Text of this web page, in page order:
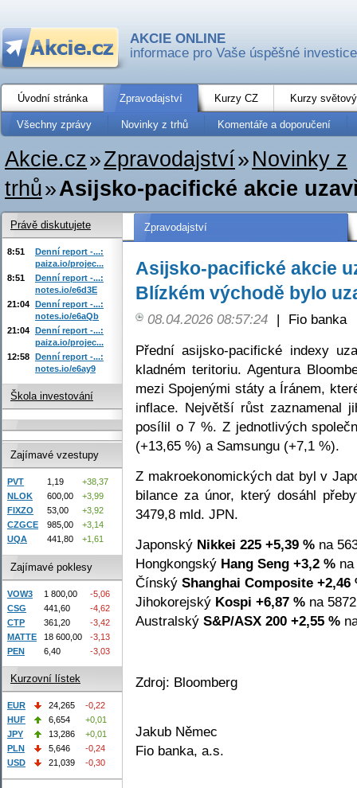
AKCIE ONLINE
informace pro Vaše úspěšné investice
Úvodní stránka Zpravodajství Kurzy CZ Kurzy
Všechny zprávy Novinky z trhů Komentáře a doporučení
Akcie.cz»Zpravodajství» Novinky z
trhů»Asijsko-pacifické akcie
Zpravodajství
Asijsko-pacifické akcie
Blízkém východě bylo
08.04.2026 08:57:24 |
Fio banka
Přední asijsko-pacifické indexy
kladném teritoriu. Agentura
mezi Spojenými státy a Íránem,
inflace. Největší růst zaznamenal
posílil o 7 %. Z jednotlivých
(+13,65 %) a Samsungu (+7,1 %).
Z makroekonomických dat byl v
bilance za únor, který dosáhl
3479,8 mld. JPN.
Japonský Nikkei 225 +5,39 % na
Hongkongský Hang Seng +3,2 %
Čínský Shanghai Composite +2,46
Jihokorejský Kospi +6,87 % na
Australský S&P/ASX 200 +2,55 %
Zdroj: Bloomberg
Jakub Němec
Fio banka, a.s.
Právě diskutujete
8:51
Denní report -...:
paiza.io/projec...
8:51
Denní report -...:
notes.io/e6d3E
21:04 Denní report -...:
notes.io/e6aQb
21:04 Denní report -...:
paiza.io/projec...
12:58 Denní report -...:
notes.io/e6ay9
Škola investování
Zajímavé vzestupy
PVT 1,19
+38,37
NLOK
600,00
+3,99
FIXZO
53,00
+3,92
CZGCE
985,00
+3,14
UQA
441,80 +1,61
Zajímavé poklesy
VOW3 1 800,00
-5,06
CSG
441,60
-4,62
CTP
361,20
-3,42
MATTE
18 600,00
-3,13
PEN
6,40 -3,03
Kurzovní lístek
EUR 24,265
-0,22
HUF
6,654
+0,01
JPY
13,286
+0,01
PLN
5,646
-0,24
USD
21,039 -0,30